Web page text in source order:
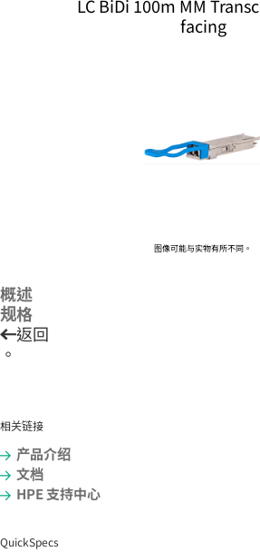
前往 HPE 商店浏览、配
图像可能与实物有所不同。
概述
规格
返回
。
相关链接
产品介绍
文档
HPE 支持中心
QuickSpecs